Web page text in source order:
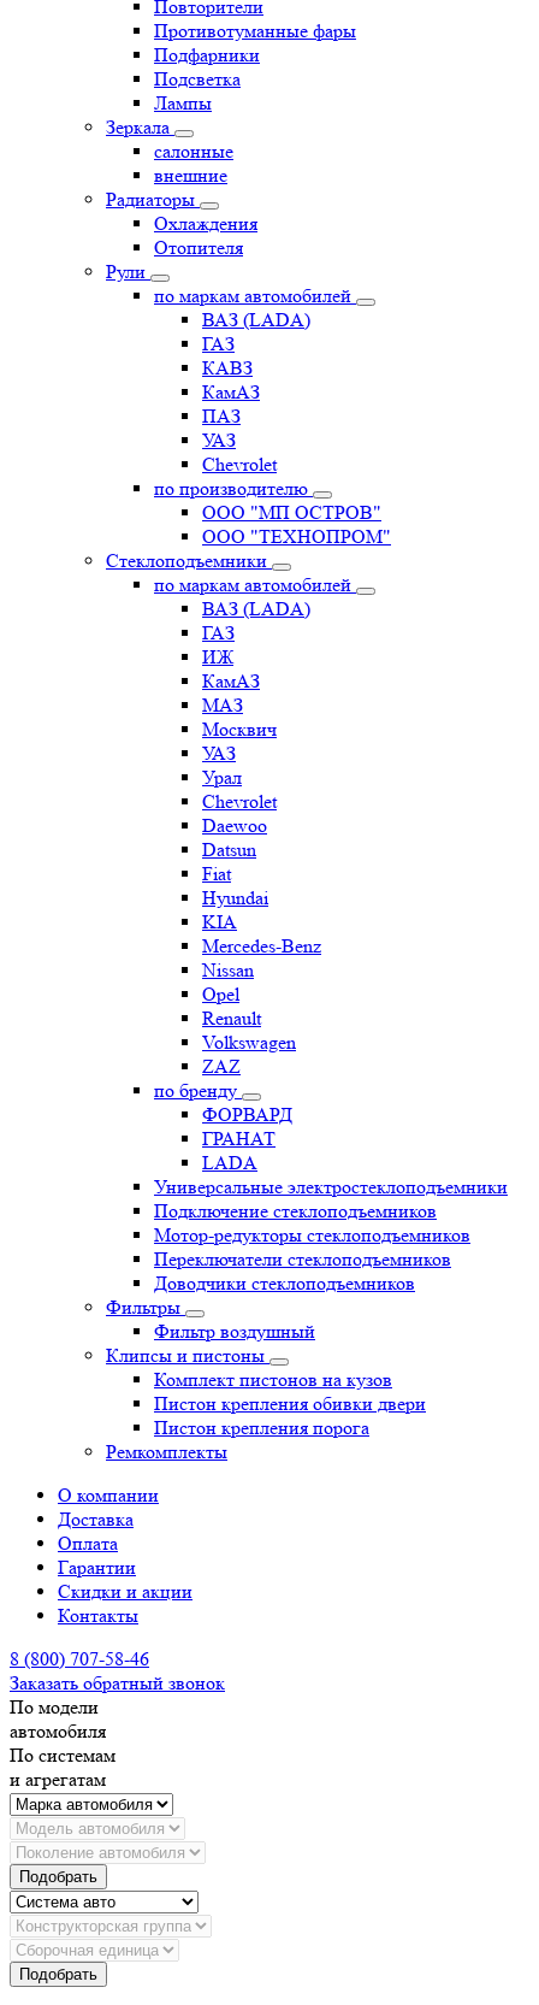
Повторители
Противотуманные фары
Подфарники
Подсветка
Лампы
Зеркала
салонные
внешние
Радиаторы
Охлаждения
Отопителя
Рули
по маркам автомобилей
ВАЗ (LADA)
ГАЗ
КАВЗ
КамАЗ
ПАЗ
УАЗ
Chevrolet
по производителю
ООО "МП ОСТРОВ"
ООО "ТЕХНОПРОМ"
Стеклоподъемники
по маркам автомобилей
ВАЗ (LADA)
ГАЗ
ИЖ
КамАЗ
МАЗ
Москвич
УАЗ
Урал
Chevrolet
Daewoo
Datsun
Fiat
Hyundai
KIA
Mercedes-Benz
Nissan
Opel
Renault
Volkswagen
ZAZ
по бренду
ФОРВАРД
ГРАНАТ
LADA
Универсальные электростеклоподъемники
Подключение стеклоподъемников
Мотор-редукторы стеклоподъемников
Переключатели стеклоподъемников
Доводчики стеклоподъемников
Фильтры
Фильтр воздушный
Клипсы и пистоны
Комплект пистонов на кузов
Пистон крепления обивки двери
Пистон крепления порога
Ремкомплекты
О компании
Доставка
Оплата
Гарантии
Скидки и акции
Контакты
8 (800) 707-58-46
Заказать обратный звонок
По модели
автомобиля
По системам
и агрегатам
Подобрать
Подобрать